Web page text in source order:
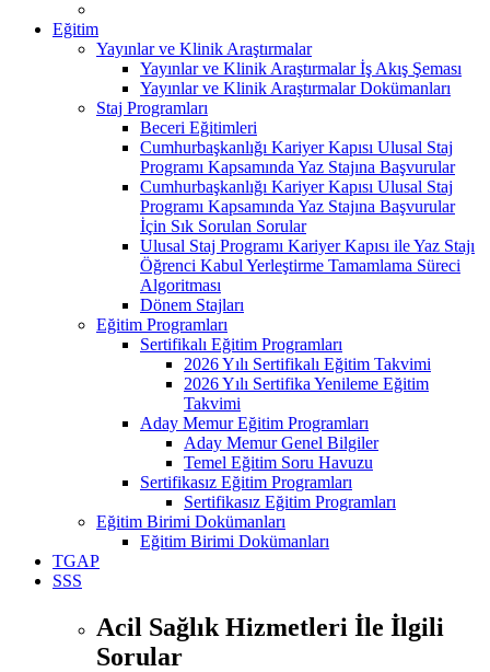
Eğitim
Yayınlar ve Klinik Araştırmalar
Yayınlar ve Klinik Araştırmalar İş Akış Şeması
Yayınlar ve Klinik Araştırmalar Dokümanları
Staj Programları
Beceri Eğitimleri
Cumhurbaşkanlığı Kariyer Kapısı Ulusal Staj
Programı Kapsamında Yaz Stajına Başvurular
Cumhurbaşkanlığı Kariyer Kapısı Ulusal Staj
Programı Kapsamında Yaz Stajına Başvurular
İçin Sık Sorulan Sorular
Ulusal Staj Programı Kariyer Kapısı ile Yaz Stajı
Öğrenci Kabul Yerleştirme Tamamlama Süreci
Algoritması
Dönem Stajları
Eğitim Programları
Sertifikalı Eğitim Programları
2026 Yılı Sertifikalı Eğitim Takvimi
2026 Yılı Sertifika Yenileme Eğitim
Takvimi
Aday Memur Eğitim Programları
Aday Memur Genel Bilgiler
Temel Eğitim Soru Havuzu
Sertifikasız Eğitim Programları
Sertifikasız Eğitim Programları
Eğitim Birimi Dokümanları
Eğitim Birimi Dokümanları
TGAP
SSS
Acil Sağlık Hizmetleri İle İlgili
Sorular